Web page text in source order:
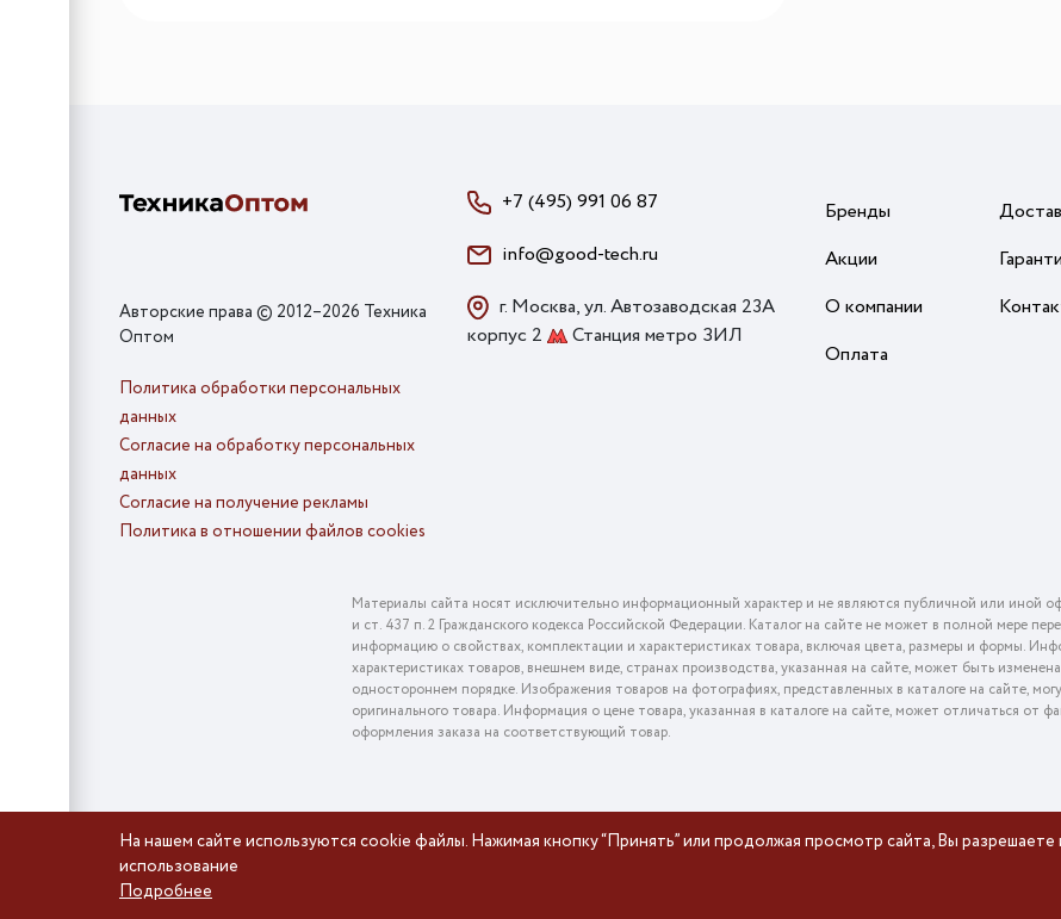
На нашем сайте используются cookie файлы. Нажимая кнопку “Принять” или продолжая просмотр сайта, Вы разрешаете
использование
Подробнее
Авторские права © 2012–2026 Техника
Оптом
Политика обработки персональных
данных
Согласие на обработку персональных
данных
Согласие на получение рекламы
Политика в отношении файлов cookies
+7 (495) 991 06 87
info@good-tech.ru
г. Москва, ул. Автозаводская 23А
корпус 2
Станция метро ЗИЛ
Бренды
Акции
О компании
Оплата
Материалы сайта носят исключительно информационный характер и не являются публичной или иной
и ст. 437 п. 2 Гражданского кодекса Российской Федерации. Каталог на сайте не может в полной мере
информацию о свойствах, комплектации и характеристиках товара, включая цвета, размеры и формы.
характеристиках товаров, внешнем виде, странах производства, указанная на сайте, может быть
одностороннем порядке. Изображения товаров на фотографиях, представленных в каталоге на сайте,
оригинального товара. Информация о цене товара, указанная в каталоге на сайте, может отличаться от
оформления заказа на соответствующий товар.